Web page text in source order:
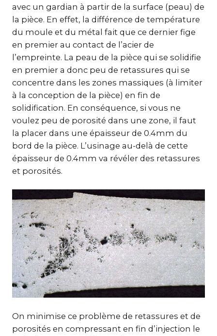
avec un gardian à partir de la surface (peau) de
la pièce. En effet, la différence de température
du moule et du métal fait que ce dernier fige
en premier au contact de l’acier de
l’empreinte. La peau de la pièce qui se solidifie
en premier a donc peu de retassures qui se
concentre dans les zones massiques (à limiter
à la conception de la pièce) en fin de
solidification. En conséquence, si vous ne
voulez peu de porosité dans une zone, il faut
la placer dans une épaisseur de 0.4mm du
bord de la pièce. L’usinage au-delà de cette
épaisseur de 0.4mm va révéler des retassures
et porosités.
On minimise ce problème de retassures et de
porosités en compressant en fin d’injection le